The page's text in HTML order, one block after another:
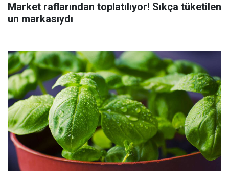
Market raflarından toplatılıyor! Sıkça tüketilen
un markasıydı